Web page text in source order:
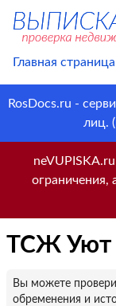
Главная страница
RosDocs.ru -
лиц.
ТСЖ Уют
Вы можете
обременения и